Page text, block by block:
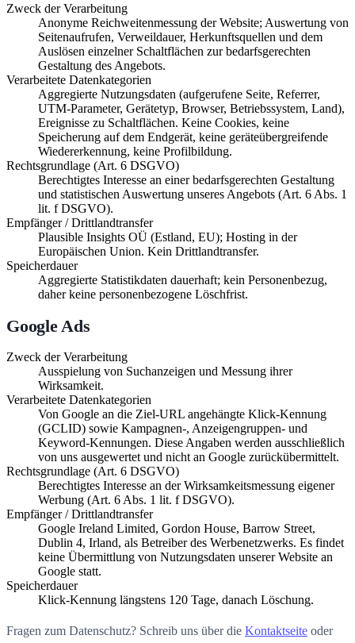
Zweck der Verarbeitung
Anonyme Reichweitenmessung der Website; Auswertung von
Seitenaufrufen, Verweildauer, Herkunftsquellen und dem
Auslösen einzelner Schaltflächen zur bedarfsgerechten
Gestaltung des Angebots.
Verarbeitete Datenkategorien
Aggregierte Nutzungsdaten (aufgerufene Seite, Referrer,
UTM-Parameter, Gerätetyp, Browser, Betriebssystem, Land),
Ereignisse zu Schaltflächen. Keine Cookies, keine
Speicherung auf dem Endgerät, keine geräteübergreifende
Wiedererkennung, keine Profilbildung.
Rechtsgrundlage (Art. 6 DSGVO)
Berechtigtes Interesse an einer bedarfsgerechten Gestaltung
und statistischen Auswertung unseres Angebots (Art. 6 Abs. 1
lit. f DSGVO).
Empfänger / Drittlandtransfer
Plausible Insights OÜ (Estland, EU); Hosting in der
Europäischen Union. Kein Drittlandtransfer.
Speicherdauer
Aggregierte Statistikdaten dauerhaft; kein Personenbezug,
daher keine personenbezogene Löschfrist.
Google Ads
Zweck der Verarbeitung
Ausspielung von Suchanzeigen und Messung ihrer
Wirksamkeit.
Verarbeitete Datenkategorien
Von Google an die Ziel-URL angehängte Klick-Kennung
(GCLID) sowie Kampagnen-, Anzeigengruppen- und
Keyword-Kennungen. Diese Angaben werden ausschließlich
von uns ausgewertet und nicht an Google zurückübermittelt.
Rechtsgrundlage (Art. 6 DSGVO)
Berechtigtes Interesse an der Wirksamkeitsmessung eigener
Werbung (Art. 6 Abs. 1 lit. f DSGVO).
Empfänger / Drittlandtransfer
Google Ireland Limited, Gordon House, Barrow Street,
Dublin 4, Irland, als Betreiber des Werbenetzwerks. Es findet
keine Übermittlung von Nutzungsdaten unserer Website an
Google statt.
Speicherdauer
Klick-Kennung längstens 120 Tage, danach Löschung.
Fragen zum Datenschutz? Schreib uns über die Kontaktseite oder